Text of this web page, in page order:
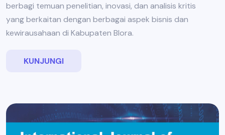
berbagi temuan penelitian, inovasi, dan analisis kritis
yang berkaitan dengan berbagai aspek bisnis dan
kewirausahaan di Kabupaten Blora.
KUNJUNGI